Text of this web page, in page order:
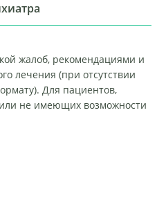
жалоб, рекомендациями и
лечения (при отсутствии
Для пациентов,
не имеющих возможности